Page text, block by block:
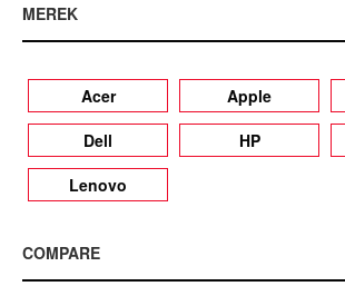
MEREK
Acer Apple
Dell
HP
Lenovo
COMPARE